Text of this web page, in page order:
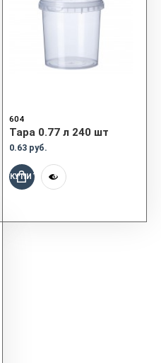
604
Тара 0.77 л 240 шт
0.63 руб.
КУПИТЬ